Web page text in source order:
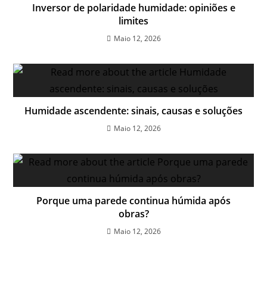
Inversor de polaridade humidade: opiniões e
limites
Maio 12, 2026
Humidade ascendente: sinais, causas e soluções
Maio 12, 2026
Porque uma parede continua húmida após
obras?
Maio 12, 2026